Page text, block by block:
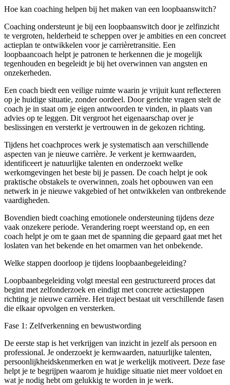
Hoe kan coaching helpen bij het maken van een loopbaanswitch?
Coaching ondersteunt je bij een loopbaanswitch door je zelfinzicht
te vergroten, helderheid te scheppen over je ambities en een concreet
actieplan te ontwikkelen voor je carrièretransitie. Een
loopbaancoach helpt je patronen te herkennen die je mogelijk
tegenhouden en begeleidt je bij het overwinnen van angsten en
onzekerheden.
Een coach biedt een veilige ruimte waarin je vrijuit kunt reflecteren
op je huidige situatie, zonder oordeel. Door gerichte vragen stelt de
coach je in staat om je eigen antwoorden te vinden, in plaats van
advies op te leggen. Dit vergroot het eigenaarschap over je
beslissingen en versterkt je vertrouwen in de gekozen richting.
Tijdens het coachproces werk je systematisch aan verschillende
aspecten van je nieuwe carrière. Je verkent je kernwaarden,
identificeert je natuurlijke talenten en onderzoekt welke
werkomgevingen het beste bij je passen. De coach helpt je ook
praktische obstakels te overwinnen, zoals het opbouwen van een
netwerk in je nieuwe vakgebied of het ontwikkelen van ontbrekende
vaardigheden.
Bovendien biedt coaching emotionele ondersteuning tijdens deze
vaak onzekere periode. Verandering roept weerstand op, en een
coach helpt je om te gaan met de spanning die gepaard gaat met het
loslaten van het bekende en het omarmen van het onbekende.
Welke stappen doorloop je tijdens loopbaanbegeleiding?
Loopbaanbegeleiding volgt meestal een gestructureerd proces dat
begint met zelfonderzoek en eindigt met concrete actiestappen
richting je nieuwe carrière. Het traject bestaat uit verschillende fasen
die elkaar opvolgen en versterken.
Fase 1: Zelfverkenning en bewustwording
De eerste stap is het verkrijgen van inzicht in jezelf als persoon en
professional. Je onderzoekt je kernwaarden, natuurlijke talenten,
persoonlijkheidskenmerken en wat je werkelijk motiveert. Deze fase
helpt je te begrijpen waarom je huidige situatie niet meer voldoet en
wat je nodig hebt om gelukkig te worden in je werk.